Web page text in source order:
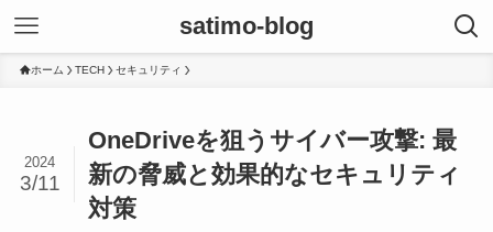
satimo-blog
ホーム TECH セキュリティ
OneDriveを狙うサイバー攻撃: 最
新の脅威と効果的なセキュリティ
対策
2024
3/11